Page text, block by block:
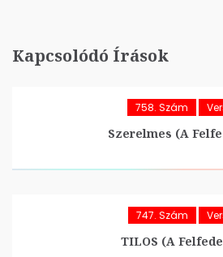
Kapcsolódó Írások
758. Szám
Szerelmes (A
747. Szám
TILOS (A